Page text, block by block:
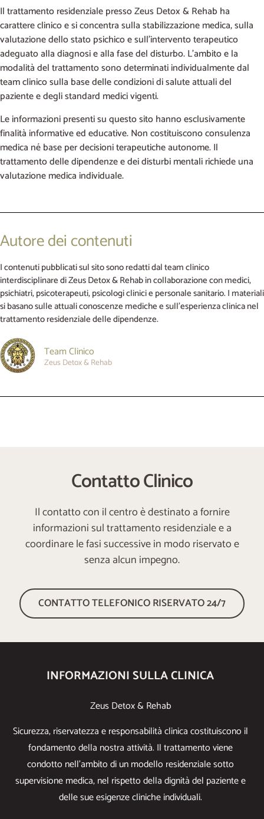
Il trattamento residenziale presso Zeus Detox & Rehab ha
carattere clinico e si concentra sulla stabilizzazione medica, sulla
valutazione dello stato psichico e sull’intervento terapeutico
adeguato alla diagnosi e alla fase del disturbo. L’ambito e la
modalità del trattamento sono determinati individualmente dal
team clinico sulla base delle condizioni di salute attuali del
paziente e degli standard medici vigenti.
Le informazioni presenti su questo sito hanno esclusivamente
finalità informative ed educative. Non costituiscono consulenza
medica né base per decisioni terapeutiche autonome. Il
trattamento delle dipendenze e dei disturbi mentali richiede una
valutazione medica individuale.
Autore dei contenuti
I contenuti pubblicati sul sito sono redatti dal team clinico
interdisciplinare di Zeus Detox & Rehab in collaborazione con medici,
psichiatri, psicoterapeuti, psicologi clinici e personale sanitario. I materiali
si basano sulle attuali conoscenze mediche e sull’esperienza clinica nel
trattamento residenziale delle dipendenze.
Team Clinico
Zeus Detox & Rehab
Contatto Clinico
Il contatto con il centro è destinato a fornire
informazioni sul trattamento residenziale e a
coordinare le fasi successive in modo riservato e
senza alcun impegno.
CONTATTO TELEFONICO RISERVATO 24/7
INFORMAZIONI SULLA CLINICA
Zeus Detox & Rehab
Sicurezza, riservatezza e responsabilità clinica costituiscono il
fondamento della nostra attività. Il trattamento viene
condotto nell’ambito di un modello residenziale sotto
supervisione medica, nel rispetto della dignità del paziente e
delle sue esigenze cliniche individuali.